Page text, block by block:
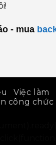
- mua
Việc làm
công chức